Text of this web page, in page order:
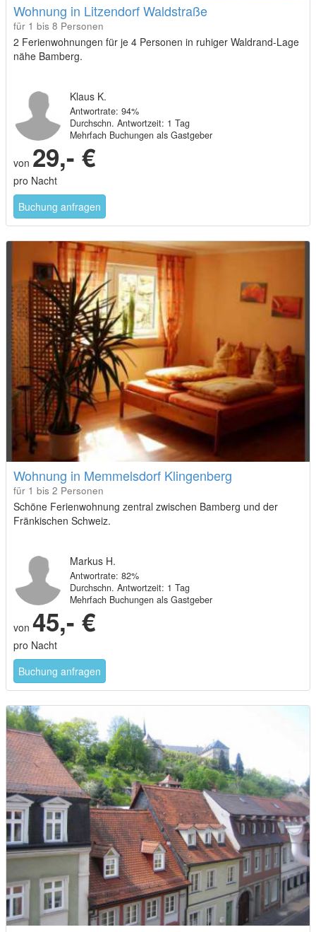
Wohnung in Litzendorf Waldstraße
für 1 bis 8 Personen
2 Ferienwohnungen für je 4 Personen in ruhiger Waldrand-Lage
nähe Bamberg.
Klaus K.
Antwortrate: 94%
Durchschn. Antwortzeit: 1 Tag
Mehrfach Buchungen als Gastgeber
von 29,- €
pro Nacht
Buchung anfragen
Wohnung in Memmelsdorf Klingenberg
für 1 bis 2 Personen
Schöne Ferienwohnung zentral zwischen Bamberg und der
Fränkischen Schweiz.
Markus H.
Antwortrate: 82%
Durchschn. Antwortzeit: 1 Tag
Mehrfach Buchungen als Gastgeber
von 45,- €
pro Nacht
Buchung anfragen